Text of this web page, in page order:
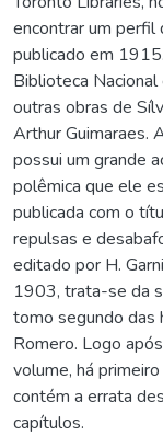
encontrar um perfil
publicado em
Biblioteca
outras obras de
Arthur Guimaraes.
possui um grande
polêmica que ele
publicada com o
repulsas e
editado por H.
1903, trata-se da
tomo segundo das
Romero. Logo
volume, há
contém a errata
capítulos.